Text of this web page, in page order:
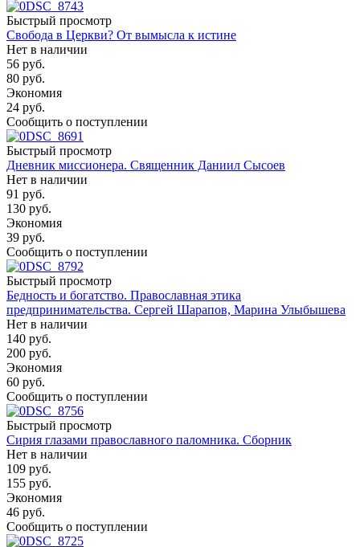
Быстрый просмотр
Свобода в Церкви? От вымысла к истине
Нет в наличии
56 руб.
80 руб.
Экономия
24 руб.
Сообщить о поступлении
Быстрый просмотр
Дневник миссионера. Священник Даниил Сысоев
Нет в наличии
91 руб.
130 руб.
Экономия
39 руб.
Сообщить о поступлении
Быстрый просмотр
Бедность и богатство. Православная этика
предпринимательства. Сергей Шарапов, Марина Улыбышева
Нет в наличии
140 руб.
200 руб.
Экономия
60 руб.
Сообщить о поступлении
Быстрый просмотр
Сирия глазами православного паломника. Сборник
Нет в наличии
109 руб.
155 руб.
Экономия
46 руб.
Сообщить о поступлении